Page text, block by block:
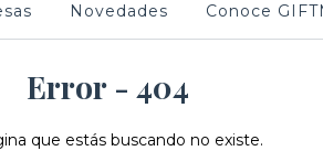
Novedades Conoce
Error - 404
que estás buscando no existe.